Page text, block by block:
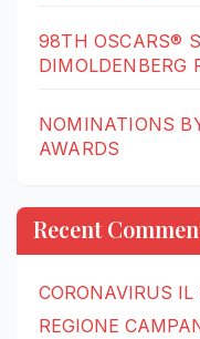
98TH OSCARS®
DIMOLDENBERG
NOMINATIONS
AWARDS
Recent
CORONAVIRUS
REGIONE